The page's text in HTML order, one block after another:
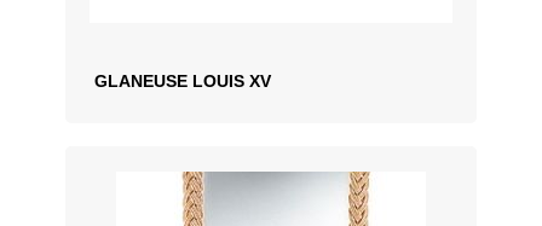
GLANEUSE LOUIS XV